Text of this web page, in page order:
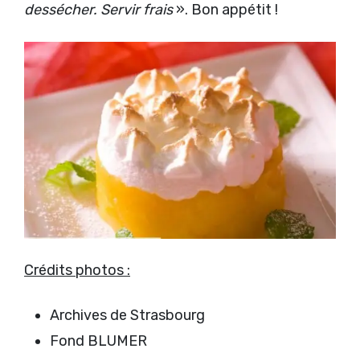
dessécher. Servir frais». Bon appétit !
Crédits photos :
Archives de Strasbourg
Fond BLUMER